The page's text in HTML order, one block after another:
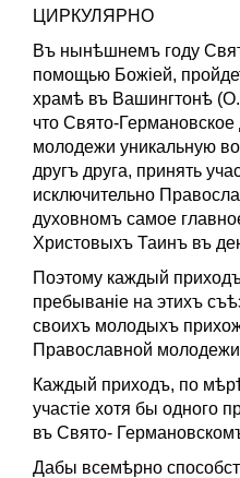
ЦИРКУЛЯРНО
Въ нынѣшнемъ году
помощью Божiей,
храмѣ въ Вашингтонѣ
что Свято-
молодежи уникальную
другъ друга, принять
исключительно
духовномъ самое
Христовыхъ Таинъ въ
Поэтому каждый
пребыванie на этихъ
своихъ молодыхъ
Православной
Каждый приходъ, по
участiе хотя бы одного
въ Свято-
Дабы всемѣрно